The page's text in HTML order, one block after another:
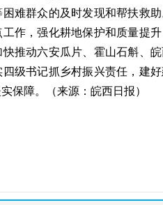
难群众的及时发现和帮扶救
作，强化耕地保护和质量提
推动六安瓜片、霍山石斛、
级书记抓乡村振兴责任，建
保障。
（来源：皖西日报）